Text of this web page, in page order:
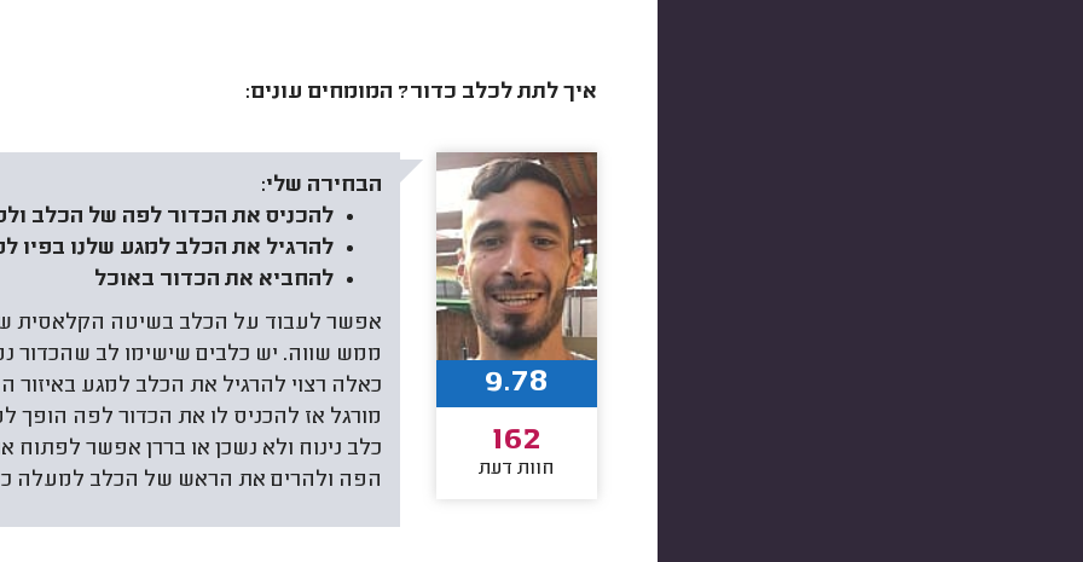
איך לתת לכלב כדור? המומחים עונים:
הבחירה שלי:
להכניס את הכדור לפה של הכלב
להרגיל את הכלב למגע שלנו בפיו
להחביא את הכדור באוכל
אפשר לעבוד על הכלב בשיטה הקלאסית
ממש שווה. יש כלבים שישימו לב שהכדור
כאלה רצוי להרגיל את הכלב למגע באיזור
מורגל אז להכניס לו את הכדור לפה
כלב נינוח ולא נשכן או בררן אפשר לפתוח
הפה ולהרים את הראש של הכלב למעלה
9.78
162
חוות דעת